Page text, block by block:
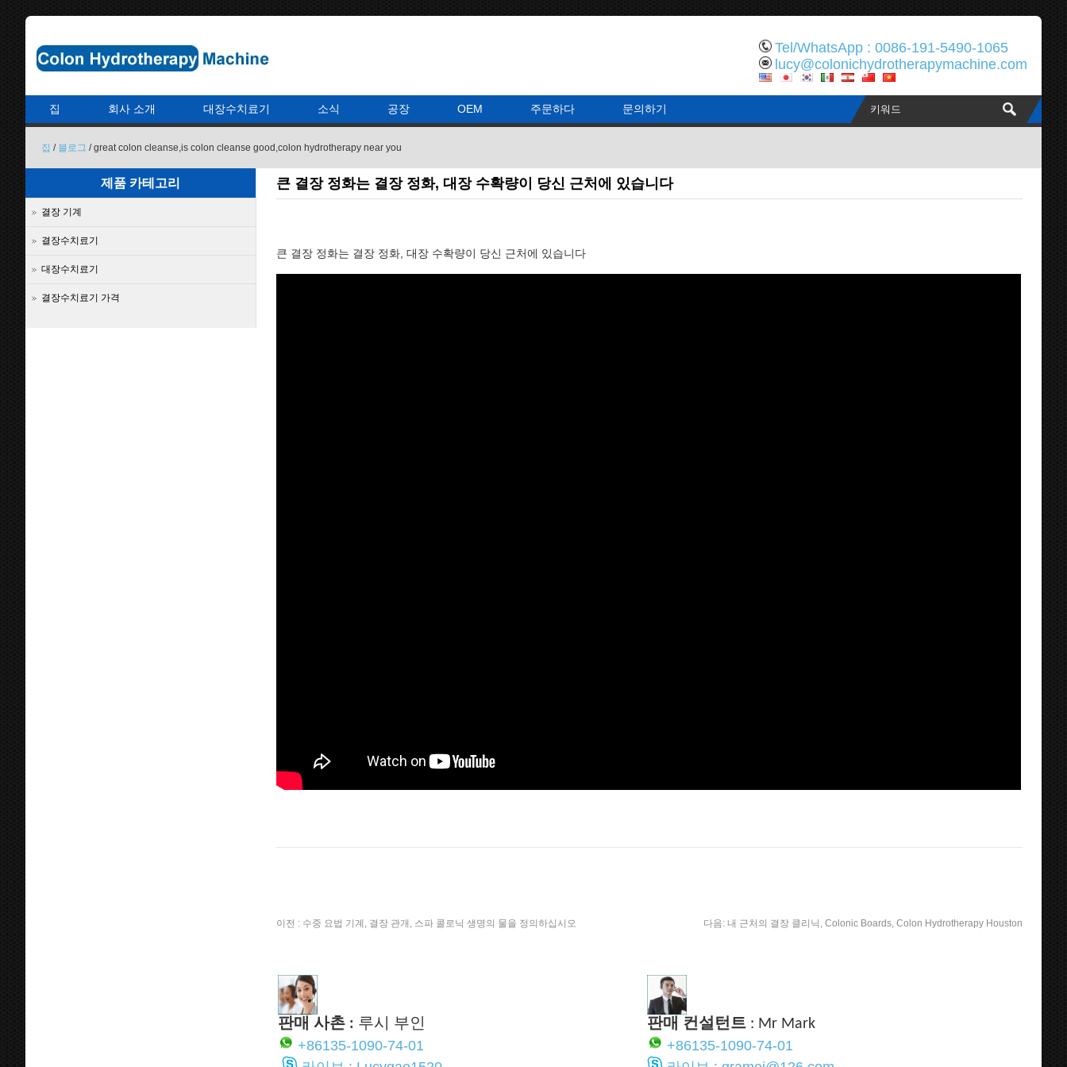
Tel/WhatsApp : 0086-191-5490-1065
lucy@colonichydrotherapymachine.com
집 회사 소개 대장수치료기 소식 공장 OEM 주문하다 문의하기
집 / 블로그 / great colon cleanse,is colon cleanse good,colon hydrotherapy near you
큰 결장 정화는 결장 정화, 대장 수확량이 당신 근처에 있습니다
큰 결장 정화는 결장 정화, 대장 수확량이 당신 근처에 있습니다
이전 : 수중 요법 기계, 결장 관개, 스파 콜로닉 생명의 물을 정의하십시오 다음: 내 근처의 결장 클리닉, Colonic Boards, Colon Hydrotherapy Houston
판매 사촌 : 루시 부인 판매 컨설턴트 : Mr Mark
+86135-1090-74-01
+86135-1090-74-01
제품 카테고리
결장 기계
결장수치료기
대장수치료기
결장수치료기 가격